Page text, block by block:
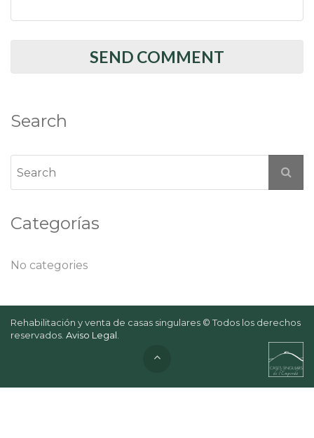
Search
Categorías
No categories
Rehabilitación y venta de casas singulares © Todos los derechos
reservados. Aviso Legal